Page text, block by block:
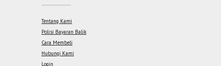
Tentang Kami
Polisi Bayaran Balik
Cara Membeli
Hubungi Kami
Login